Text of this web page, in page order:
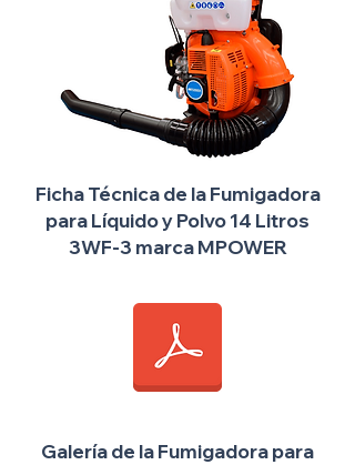
Ficha Técnica de la Fumigadora
para Líquido y Polvo 14 Litros
3WF-3 marca MPOWER
Galería de la Fumigadora para